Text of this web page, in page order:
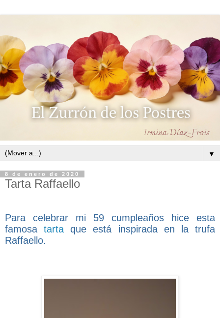
▼
8 de enero de 2020
Tarta Raffaello
Para celebrar mi 59 cumpleaños hice esta
famosatarta que está inspirada en la trufa
Raffaello.